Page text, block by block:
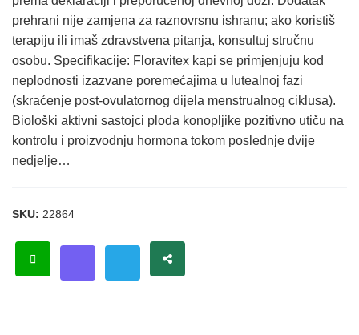
prehrani nije zamjena za raznovrsnu ishranu; ako koristiš
terapiju ili imaš zdravstvena pitanja, konsultuj stručnu
osobu. Specifikacije: Floravitex kapi se primjenjuju kod
neplodnosti izazvane poremećajima u lutealnoj fazi
(skraćenje post-ovulatornog dijela menstrualnog ciklusa).
Biološki aktivni sastojci ploda konopljike pozitivno utiču na
kontrolu i proizvodnju hormona tokom poslednje dvije
nedjelje…
SKU: 22864